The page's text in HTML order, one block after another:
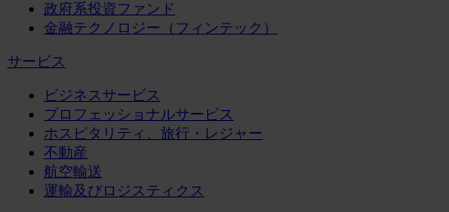
政府系投資ファンド
金融テクノロジー（フィンテック）
サービス
ビジネスサービス
プロフェッショナルサービス
ホスピタリティ、旅行・レジャー
不動産
航空輸送
運輸及びロジスティクス